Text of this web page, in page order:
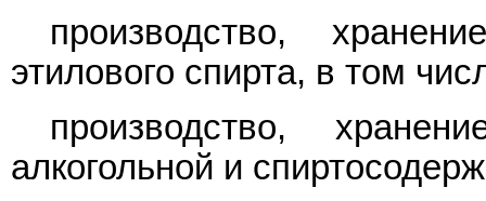
производство,
этилового спирта, в том
производство,
алкогольной и